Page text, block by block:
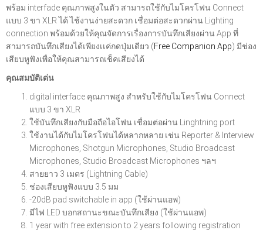
พร้อม interfade คุณภาพสูงในตัว สามารถใช้กับไมโครโฟน Connect
แบบ 3 ขา XLR ได้ ไช้งานง่ายสะดวก เชื่อมต่อสะดวกผ่าน Lighting
connection พร้อมด้วยให้คุณจัดการเรื่องการบันทึกเสียงผ่าน App ที่
สามารถบันทึกเสียงได้เพียงเเค่กดปุ่มเดียว (Free Companion App) มีช่อง
เสียบหูฟังเพื่อให้คุณสามารถเช็คเสียงได้
คุณสมบัติเด่น
digital interface คุณภาพสูง สำหรับใช้กับไมโครโฟน Connect
แบบ 3 ขา XLR
ใช้บันทึกเสียงกับมือถือไอโฟน เชื่อมต่อผ่าน Linghtning port
ใช้งานได้กับไมโครโฟนได้หลากหลาย เช่น Reporter & Interview
Microphones, Shotgun Microphones, Studio Broadcast
Microphones, Studio Broadcast Microphones ฯลฯ
สายยาว 3 เมตร (Lightning Cable)
ช่องเสียบหูฟังแบบ 3.5 มม
-20dB pad switchable in app (ใช้ผ่านแอพ)
มีไฟ LED บอกสถานะขณะบันทึกเสียง (ใช้ผ่านแอพ)
1 year with free extension to 2 years following registration